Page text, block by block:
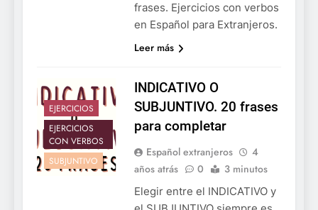
frases. Ejercicios con verbos
en Español para Extranjeros.
Leer más
EJERCICIOS
EJERCICIOS
CON VERBOS
SUBJUNTIVO
INDICATIVO O
SUBJUNTIVO. 20 frases
para completar
Español extranjeros
4
años atrás
0 3 minutos
Elegir entre el INDICATIVO y